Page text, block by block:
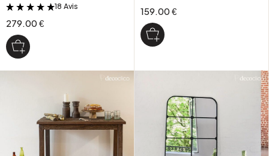
&
18 Avis
279.00 €
159.00 €